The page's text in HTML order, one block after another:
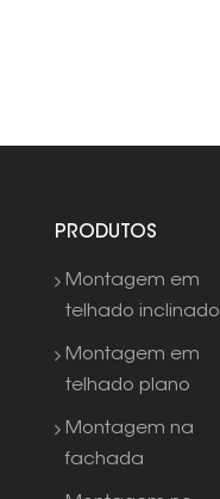
PRODUTOS
Montagem em
telhado inclinado
Montagem em
telhado plano
Montagem na
fachada